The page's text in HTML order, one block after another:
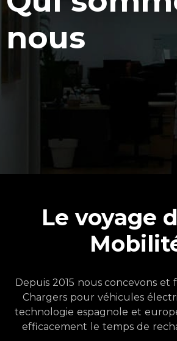
nous​
Le voyage
Depuis 2015 nous concevons et
Chargers pour véhicules
technologie espagnole et
efficacement le temps de